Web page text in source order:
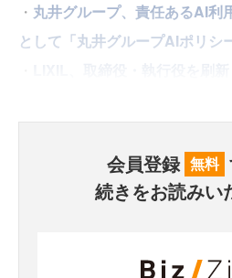
・ 丸井グループ、責任あるAI利
として「丸井グループAIポリシ
会員登録 無料
続きをお読みい